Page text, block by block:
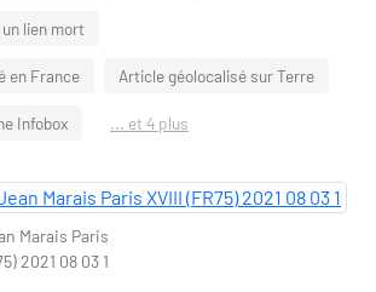
lien mort
en France Article géolocalisé sur Terre
Infobox ... et 4 plus
Marais Paris
2021 08 03 1